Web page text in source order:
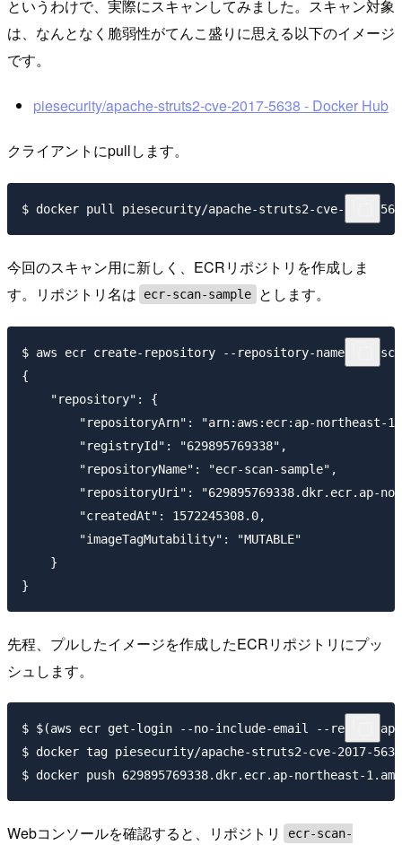
というわけで、実際にスキャンしてみました。スキャン対象
は、なんとなく脆弱性がてんこ盛りに思える以下のイメージ
です。
piesecurity/apache-struts2-cve-2017-5638 - Docker Hub
クライアントにpullします。
今回のスキャン用に新しく、ECRリポジトリを作成しま
す。リポジトリ名は
ecr-scan-sample とします。
$ aws ecr create-repository --repository-name ecr-
{
    "repository": {
"repositoryArn": "arn:aws:ecr:ap-northeast-
        "registryId": "629895769338",
        "repositoryName": "ecr-scan-sample",
"repositoryUri": "629895769338.dkr.ecr.ap-
        "createdAt": 1572245308.0,
        "imageTagMutability": "MUTABLE"
    }
先程、プルしたイメージを作成したECRリポジトリにプッ
シュします。
$ $(aws ecr get-login --no-include-email --region
$ docker tag piesecurity/apache-struts2-cve-2017-
Webコンソールを確認すると、リポジトリ
ecr-scan-